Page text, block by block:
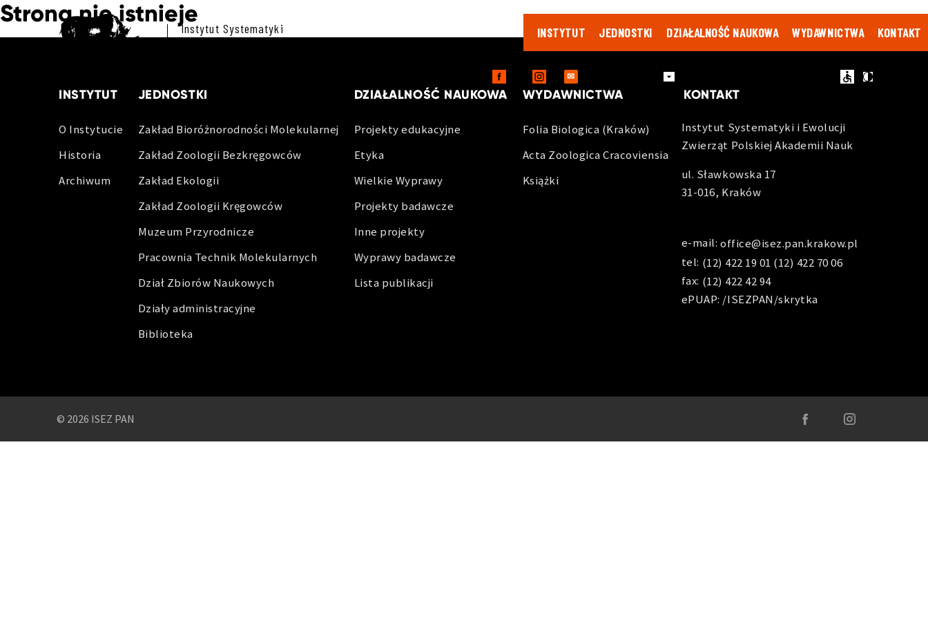
Instytut Systematyki
INSTYTUT JEDNOSTKI DZIAŁALNOŚĆ NAUKOWA WYDAWNICTWA KONTAKT
✉
Strona nie istnieje
INSTYTUT
O Instytucie
Historia
Archiwum
JEDNOSTKI
Zakład Bioróżnorodności Molekularnej
Zakład Zoologii Bezkręgowców
Zakład Ekologii
Zakład Zoologii Kręgowców
Muzeum Przyrodnicze
Pracownia Technik Molekularnych
Dział Zbiorów Naukowych
Działy administracyjne
Biblioteka
DZIAŁALNOŚĆ NAUKOWA
Projekty edukacyjne
Etyka
Wielkie Wyprawy
Projekty badawcze
Inne projekty
Wyprawy badawcze
Lista publikacji
WYDAWNICTWA
Folia Biologica (Kraków)
Acta Zoologica Cracoviensia
Książki
KONTAKT
Instytut Systematyki i Ewolucji
Zwierząt Polskiej Akademii Nauk
ul. Sławkowska 17
31-016, Kraków
e-mail:office@isez.pan.krakow.pl
tel: (12) 422 19 01 (12) 422 70 06
fax: (12) 422 42 94
ePUAP: /ISEZPAN/skrytka
© 2026 ISEZ PAN